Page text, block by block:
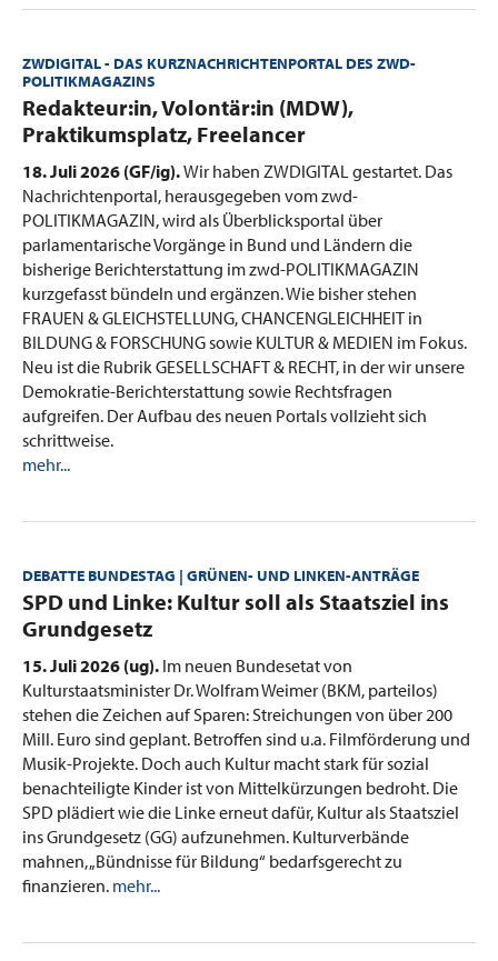
ZWDIGITAL - DAS KURZNACHRICHTENPORTAL DES ZWD-
POLITIKMAGAZINS
:Redakteur:in, Volontär:in (MDW),
Praktikumsplatz, Freelancer
18. Juli 2026 (GF/ig).Wir haben ZWDIGITAL gestartet. Das
Nachrichtenportal, herausgegeben vom zwd-
POLITIKMAGAZIN, wird als Überblicksportal über
parlamentarische Vorgänge in Bund und Ländern die
bisherige Berichterstattung im zwd-POLITIKMAGAZIN
kurzgefasst bündeln und ergänzen. Wie bisher stehen
FRAUEN & GLEICHSTELLUNG, CHANCENGLEICHHEIT in
BILDUNG & FORSCHUNG sowie KULTUR & MEDIEN im Fokus.
Neu ist die Rubrik GESELLSCHAFT & RECHT, in der wir unsere
Demokratie-Berichterstattung sowie Rechtsfragen
aufgreifen. Der Aufbau des neuen Portals vollzieht sich
schrittweise.
mehr...
DEBATTE BUNDESTAG | GRÜNEN- UND LINKEN-ANTRÄGE
:SPD und Linke: Kultur soll als Staatsziel ins
Grundgesetz
15. Juli 2026 (ug). Im neuen Bundesetat von
Kulturstaatsminister Dr. Wolfram Weimer (BKM, parteilos)
stehen die Zeichen auf Sparen: Streichungen von über 200
Mill. Euro sind geplant. Betroffen sind u.a. Filmförderung und
Musik-Projekte. Doch auch Kultur macht stark für sozial
benachteiligte Kinder ist von Mittelkürzungen bedroht. Die
SPD plädiert wie die Linke erneut dafür, Kultur als Staatsziel
ins Grundgesetz (GG) aufzunehmen. Kulturverbände
mahnen, „Bündnisse für Bildung“ bedarfsgerecht zu
finanzieren. mehr...